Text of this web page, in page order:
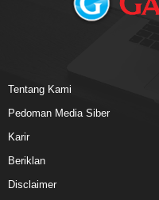
Tentang Kami
Pedoman Media Siber
Karir
Beriklan
Disclaimer